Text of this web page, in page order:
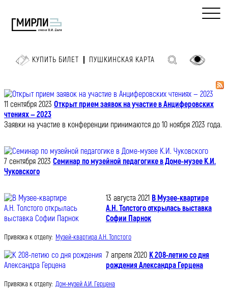
КУПИТЬ БИЛЕТ ПУШКИНСКАЯ КАРТА
11 сентября 2023 Открыт прием заявок на участие в Анциферовских
чтениях — 2023
Заявки на участие в конференции принимаются до 10 ноября 2023 года.
7 сентября 2023 Семинар по музейной педагогике в Доме-музее К.И.
Чуковского
13 августа 2021 В Музее-квартире
А.Н. Толстого открылась выставка
Софии Парнок
Привязка к отделу: Музей-квартира А.Н. Толстого
7 апреля 2020 К 208-летию со дня
рождения Александра Герцена
Привязка к отделу: Дом-музей А.И. Герцена